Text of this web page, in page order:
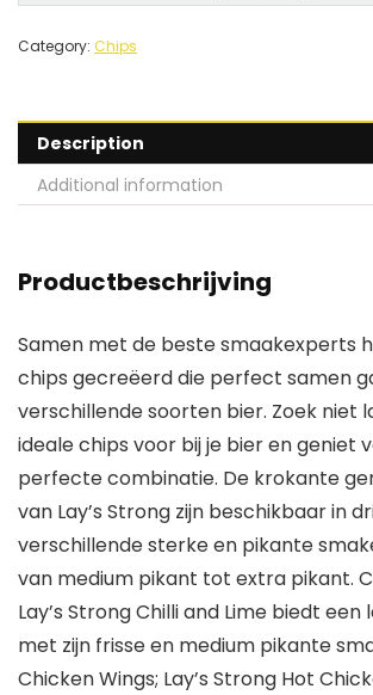
Category: Chips
Description
Additional information
Productbeschrijving
Samen met de beste smaakexperts
chips gecreëerd die perfect samen
verschillende soorten bier. Zoek niet
ideale chips voor bij je bier en geniet
perfecte combinatie. De krokante
van Lay’s Strong zijn beschikbaar in
verschillende sterke en pikante
van medium pikant tot extra pikant.
Lay’s Strong Chilli and Lime biedt
met zijn frisse en medium pikante
Chicken Wings; Lay’s Strong Hot